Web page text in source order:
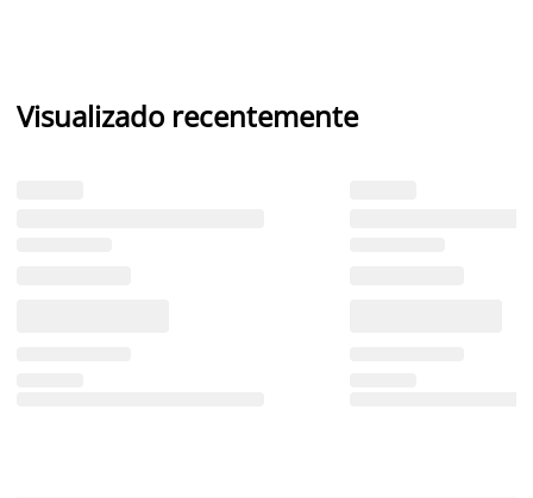
Visualizado recentemente